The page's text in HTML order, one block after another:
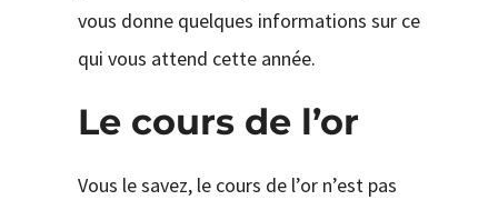
vous donne quelques informations sur ce
qui vous attend cette année.
Le cours de l’or
Vous le savez, le cours de l’or n’est pas